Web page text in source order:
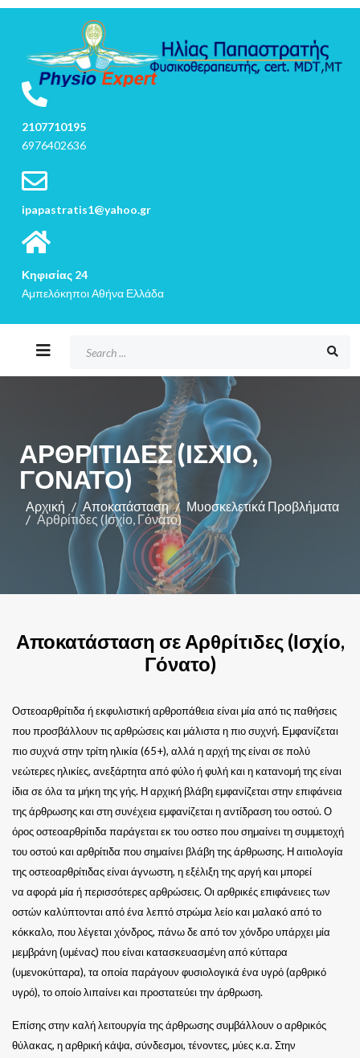
2107710195
6976402636
ipapastratis1@yahoo.gr
Κηφισίας 24
Αμπελόκηποι Αθήνα Ελλάδα
ΑΡΘΡΊΤΙΔΕΣ (ΙΣΧΊΟ,
ΓΌΝΑΤΟ)
Αρχική Αποκατάσταση
Μυοσκελετικά Προβλήματα
Αρθρίτιδες (Ισχίο, Γόνατο)
Αποκατάσταση σε Αρθρίτιδες (Ισχίο,
Γόνατο)
Οστεοαρθρίτιδα ή εκφυλιστική αρθροπάθεια είναι μία από τις παθήσεις
που προσβάλλουν τις αρθρώσεις και μάλιστα η πιο συχνή. Εμφανίζεται
πιο συχνά στην τρίτη ηλικία (65+), αλλά η αρχή της είναι σε πολύ
νεώτερες ηλικίες, ανεξάρτητα από φύλο ή φυλή και η κατανομή της είναι
ίδια σε όλα τα μήκη της γής. Η αρχική βλάβη εμφανίζεται στην επιφάνεια
της άρθρωσης και στη συνέχεια εμφανίζεται η αντίδραση του οστού. Ο
όρος οστεοαρθρίτιδα παράγεται εκ του οστεο που σημαίνει τη συμμετοχή
του οστού και αρθρίτιδα που σημαίνει βλάβη της άρθρωσης. Η αιτιολογία
της οστεοαρθρίτιδας είναι άγνωστη, η εξέλιξη της αργή και μπορεί
να αφορά μία ή περισσότερες αρθρώσεις. Οι αρθρικές επιφάνειες των
οστών καλύπτονται από ένα λεπτό στρώμα λείο και μαλακό από το
κόκκαλο, που λέγεται χόνδρος, πάνω δε από τον χόνδρο υπάρχει μία
μεμβράνη (υμένας) που είναι κατασκευασμένη από κύτταρα
(υμενοκύτταρα), τα οποία παράγουν φυσιολογικά ένα υγρό (αρθρικό
υγρό), το οποίο λιπαίνει και προστατεύει την άρθρωση.
Επίσης στην καλή λειτουργία της άρθρωσης συμβάλλουν ο αρθρικός
θύλακας, η αρθρική κάψα, σύνδεσμοι, τένοντες, μύες κ.α. Στην